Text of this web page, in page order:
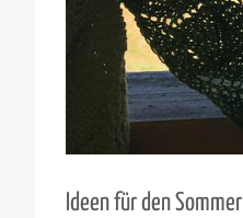
Ideen für den Sommer